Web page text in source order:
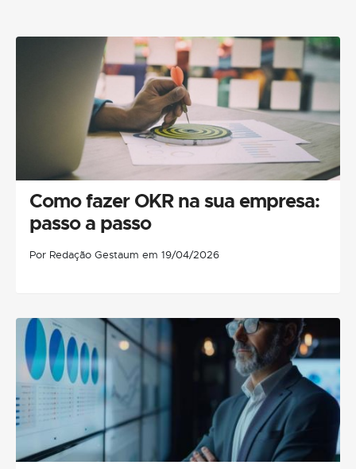
Como fazer OKR na sua empresa:
passo a passo
Por Redação Gestaum em 19/04/2026